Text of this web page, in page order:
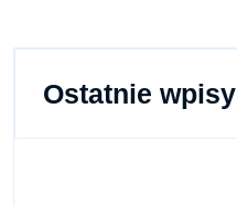
Ostatnie wpisy